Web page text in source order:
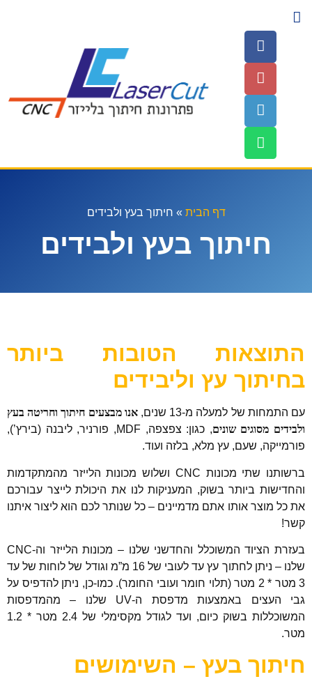
דף הבית » חיתוך בעץ ולבידים
חיתוך בעץ ולבידים
התוצאות הטובות ביותר
בחיתוך עץ וליבידים
עם התמחות של למעלה מ-13 שנים,
אנו מבצעים חיתוך וחריטה בעץ
ולבידים מסוגים שונים
, כגון: צפצפה, MDF, פורניר, ליבנה (בירץ’),
פורמייקה, שעם, עץ מלא, בלזה ועוד.
ברשותנו שתי מכונות CNC ושלוש מכונות הלייזר מהמתקדמות
והחדישות ביותר בשוק, המעניקות לנו את היכולת לייצר עבורכם
את כל מוצר אותו אתם מדמיינים – כל שנותר לכם הוא ליצור איתנו
קשר!
בעזרת הציוד המשוכלל והחדשני שלנו – מכונות הלייזר וה-CNC
שלנו – ניתן לחתוך עץ עד לעובי של 16 מ”מ וגודל של לוחות של עד
3 מטר * 2 מטר (תלוי חומר ועובי החומר). כמו-כן, ניתן להדפיס על
גבי העצים באמצעות מדפסת ה-UV שלנו – מהמדפסות
המשוכללות בשוק כיום, ועד לגודל מקסימלי של 2.4 מטר * 1.2
מטר.
חיתוך בעץ – השימושים